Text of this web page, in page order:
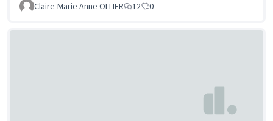
Claire-Marie Anne OLLIER 12 0